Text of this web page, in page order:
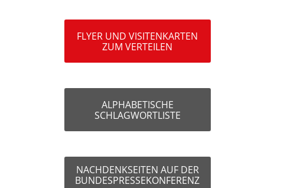
FLYER UND VISITENKARTEN
ZUM VERTEILEN
ALPHABETISCHE
SCHLAGWORTLISTE
NACHDENKSEITEN AUF DER
BUNDESPRESSEKONFERENZ